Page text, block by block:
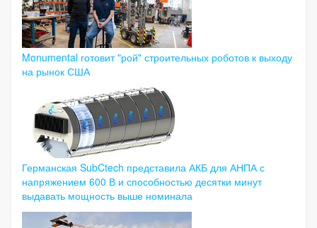
Monumental готовит "рой" строительных роботов к выходу
на рынок США
Германская SubCtech представила АКБ для АНПА с
напряжением 600 В и способностью десятки минут
выдавать мощность выше номинала